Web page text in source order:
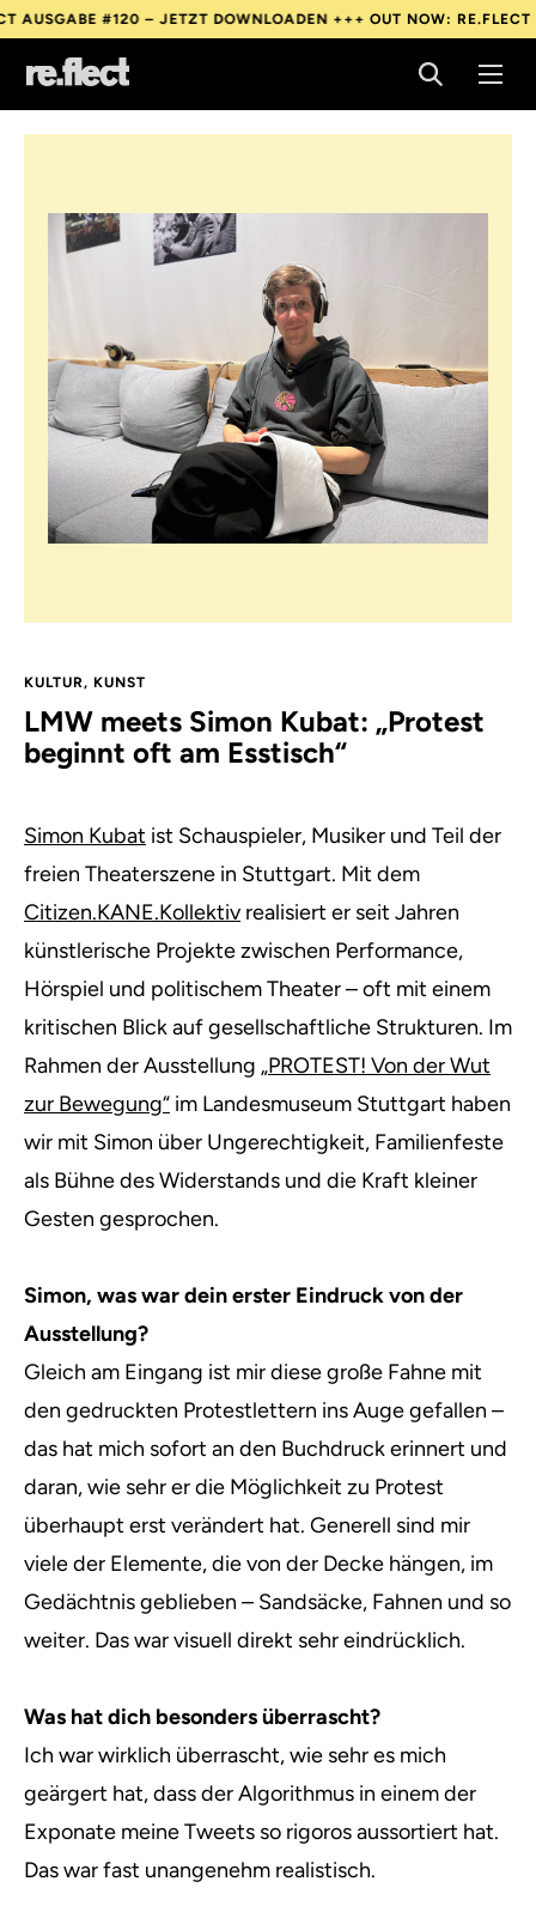
#120 – JETZT DOWNLOADEN +++OUT NOW: RE.FLECT
#120 – JETZT DOWNLOADEN +++
KULTUR, KUNST
LMW meets Simon Kubat: „Protest
beginnt oft am Esstisch“
Simon Kubat ist Schauspieler, Musiker und Teil der
freien Theaterszene in Stuttgart. Mit dem
Citizen.KANE.Kollektiv realisiert er seit Jahren
künstlerische Projekte zwischen Performance,
Hörspiel und politischem Theater – oft mit einem
kritischen Blick auf gesellschaftliche Strukturen. Im
Rahmen der Ausstellung „PROTEST! Von der Wut
zur Bewegung“ im Landesmuseum Stuttgart haben
wir mit Simon über Ungerechtigkeit, Familienfeste
als Bühne des Widerstands und die Kraft kleiner
Gesten gesprochen.
Simon, was war dein erster Eindruck von der
Ausstellung?
Gleich am Eingang ist mir diese große Fahne mit
den gedruckten Protestlettern ins Auge gefallen –
das hat mich sofort an den Buchdruck erinnert und
daran, wie sehr er die Möglichkeit zu Protest
überhaupt erst verändert hat. Generell sind mir
viele der Elemente, die von der Decke hängen, im
Gedächtnis geblieben – Sandsäcke, Fahnen und so
weiter. Das war visuell direkt sehr eindrücklich.
Was hat dich besonders überrascht?
Ich war wirklich überrascht, wie sehr es mich
geärgert hat, dass der Algorithmus in einem der
Exponate meine Tweets so rigoros aussortiert hat.
Das war fast unangenehm realistisch.